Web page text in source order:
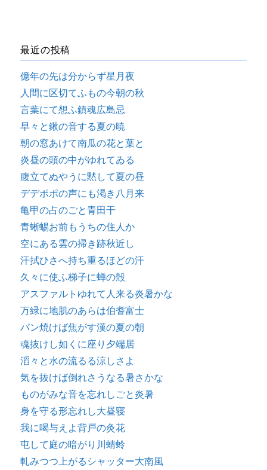
最近の投稿
億年の先は分からず星月夜
人間に区切てふもの今朝の秋
言葉にて想ふ鎮魂広島忌
早々と鍬の音する夏の暁
朝の窓あけて南瓜の花と葉と
炎昼の頭の中がゆれてゐる
腹立てぬやうに黙して夏の昼
デデポポの声にも渇き八月来
亀甲の占のごと青田干
青蜥蜴お前もうちの住人か
空にある雲の掃き跡秋近し
汗拭ひさへ持ち重るほどの汗
久々に使ふ梯子に蝉の殻
アスファルトゆれて人来る炎暑かな
万緑に地肌のあらは伯耆富士
パン焼けば焦がす漢の夏の朝
魂抜けし如くに座り夕端居
滔々と水の流るる涼しさよ
気を抜けば倒れさうなる暑さかな
ものがみな音を忘れしごと炎暑
身を守る形忘れし大昼寝
我に喝与えよ背戸の灸花
屯して庭の暗がり川蜻蛉
軋みつつ上がるシャッター大南風